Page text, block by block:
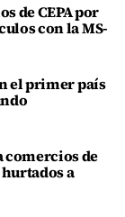
de CEPA por
con la MS-
el primer país
de
a